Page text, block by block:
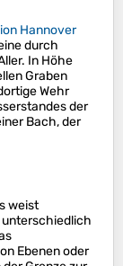
Hannover
durch
In Höhe
Graben
Wehr
der
Bach, der
weist
unterschiedlich
Ebenen oder